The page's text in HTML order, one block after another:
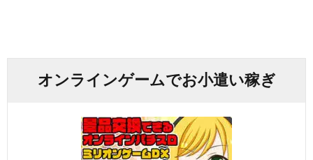
オンラインゲームでお小遣い稼ぎ